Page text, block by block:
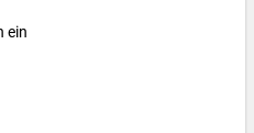
ein